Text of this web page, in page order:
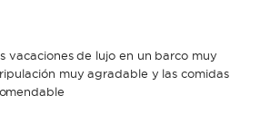
vacaciones de lujo en un barco muy
muy agradable y las comidas